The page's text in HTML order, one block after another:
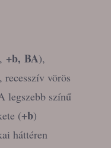
, +b, BA),
recesszív vörös
legszebb színű
(+b)
háttéren